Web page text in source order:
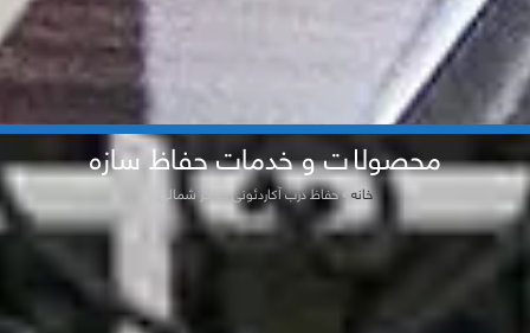
محصولات و خدمات حفاظ سازه
خانه»حفاظ درب آکاردئونی چیتگر شمالی